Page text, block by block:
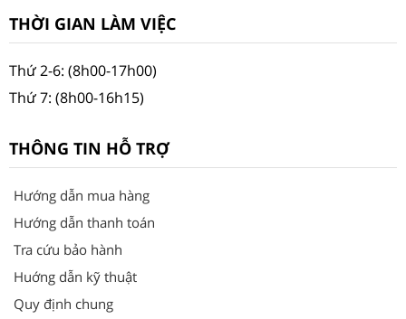
THỜI GIAN LÀM VIỆC
Thứ 2-6: (8h00-17h00)
Thứ 7: (8h00-16h15)
THÔNG TIN HỖ TRỢ
Hướng dẫn mua hàng
Hướng dẫn thanh toán
Tra cứu bảo hành
Huớng dẫn kỹ thuật
Quy định chung